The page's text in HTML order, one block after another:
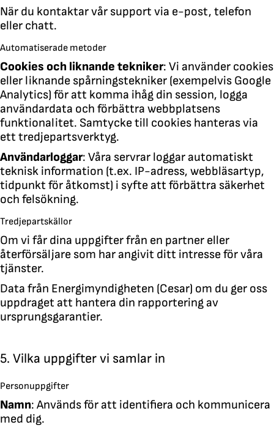
När du kontaktar vår support via e-post, telefon
eller chatt.
Automatiserade metoder
Cookies och liknande tekniker: Vi använder cookies
eller liknande spårningstekniker (exempelvis Google
Analytics) för att komma ihåg din session, logga
användardata och förbättra webbplatsens
funktionalitet. Samtycke till cookies hanteras via
ett tredjepartsverktyg.
Användarloggar: Våra servrar loggar automatiskt
teknisk information (t.ex. IP-adress, webbläsartyp,
tidpunkt för åtkomst) i syfte att förbättra säkerhet
och felsökning.
Tredjepartskällor
Om vi får dina uppgifter från en partner eller
återförsäljare som har angivit ditt intresse för våra
tjänster.
Data från Energimyndigheten (Cesar) om du ger oss
uppdraget att hantera din rapportering av
ursprungsgarantier.
5. Vilka uppgifter vi samlar in
Personuppgifter
Namn: Används för att identifiera och kommunicera
med dig.